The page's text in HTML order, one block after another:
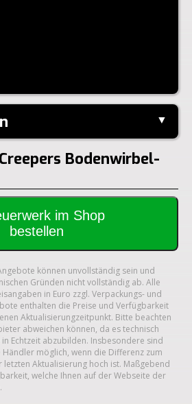
▼
Lesli
Bodenwirbel-
bestellen
können unvollständig sein und
Gründen nicht vollständig ab. Alle
in Euro zzgl. Verpackungs- und
enthalten die Preise und Verfügbarkeit
Aktualisierungzeitpunkt. Bitte beachten
abweichen können, da es technisch
Echtzeit abzubilden. Insbesondere sind
möglich, wenn die Differenz zum
Aktualisierung hoch ist. Maßgebend
welche Ihnen auf der Webseite der